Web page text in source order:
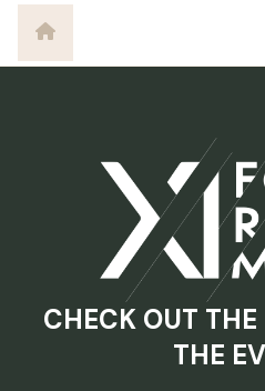
CHECK OUT THE
THE